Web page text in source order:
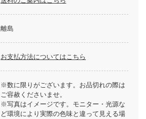
離島
お支払方法についてはこちら
※数に限りがございます。お品切れの際は
ご容赦くださいませ。
※写真はイメージです。モニター・光源な
ど環境により実際の色味と違って見える場